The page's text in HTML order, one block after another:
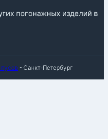
погонажных изделий в
- Санкт-Петербург